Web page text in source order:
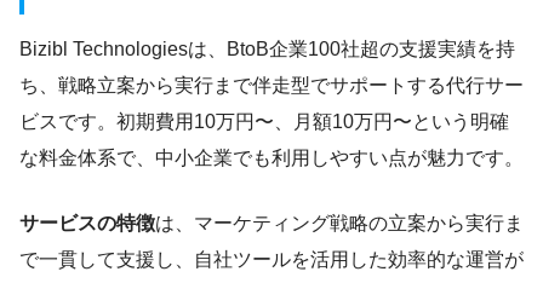
Bizibl Technologiesは、BtoB企業100社超の支援実績を持
ち、戦略立案から実行まで伴走型でサポートする代行サー
ビスです。初期費用10万円〜、月額10万円〜という明確
な料金体系で、中小企業でも利用しやすい点が魅力です。
サービスの特徴は、マーケティング戦略の立案から実行ま
で一貫して支援し、自社ツールを活用した効率的な運営が